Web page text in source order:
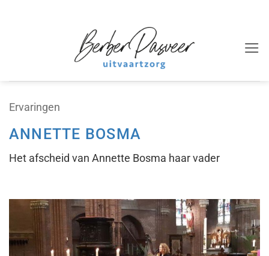
Ervaringen
ANNETTE BOSMA
Het afscheid van Annette Bosma haar vader